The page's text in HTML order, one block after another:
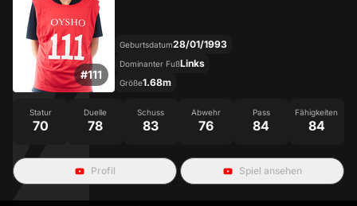
#111
Geburtsdatum28/01/1993
Dominanter FußLinks
Größe1.68m
Statur
70
Duelle
78
Schuss
83
Abwehr
76
Pass
84
Fähigkeiten
84
Profil Spiel ansehen